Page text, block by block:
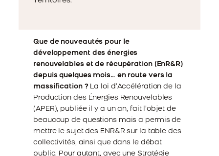
Que de nouveautés pour le
développement des énergies
renouvelables et de récupération (EnR&R)
depuis quelques mois… en route vers la
massification ? La loi d’Accélération de la
Production des Énergies Renouvelables
(APER), publiée il y a un an, fait l’objet de
beaucoup de questions mais a permis de
mettre le sujet des ENR&R sur la table des
collectivités, ainsi que dans le débat
public. Pour autant, avec une Stratégie